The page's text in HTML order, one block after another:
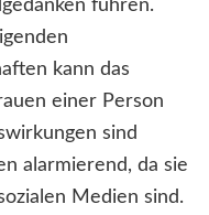
führen.
kann das
einer Person
sind
alarmierend, da sie
Medien sind.